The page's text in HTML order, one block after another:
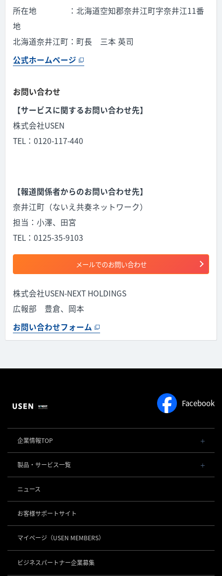
所在地 ：北海道空知郡奈井江町字奈井江11番
地
北海道奈井江町：町長 三本 英司
公式ホームページ
お問い合わせ
【サービスに関するお問い合わせ先】
株式会社USEN
TEL：0120-117-440
【報道関係者からのお問い合わせ先】
奈井江町（ないえ共奏ネットワーク）
担当：小澤、田宮
TEL：0125-35-9103
メールでのお問い合わせ
株式会社USEN-NEXT HOLDINGS
広報部 豊倉、岡本
お問い合わせフォーム
Facebook
企業情報TOP
会社概要・役員一覧
事業内容
社長メッセージ
事業所一覧
店舗DX
製品・サービス一覧
POSレジ 他
USENレジ
USENセルフレジ
USENレジTAB HEALTHCARE
USEN ハンディ
USEN Mobile Order
USEN Tablet Order
キャッシュレス決済
USEN PAY
KettyBot Pro（配膳）
PuduBot2（配膳）
集客・予約
お役立ち情報
ニュース
お客様サポートサイト
マイページ （USEN MEMBERS）
ビジネスパートナー企業募集